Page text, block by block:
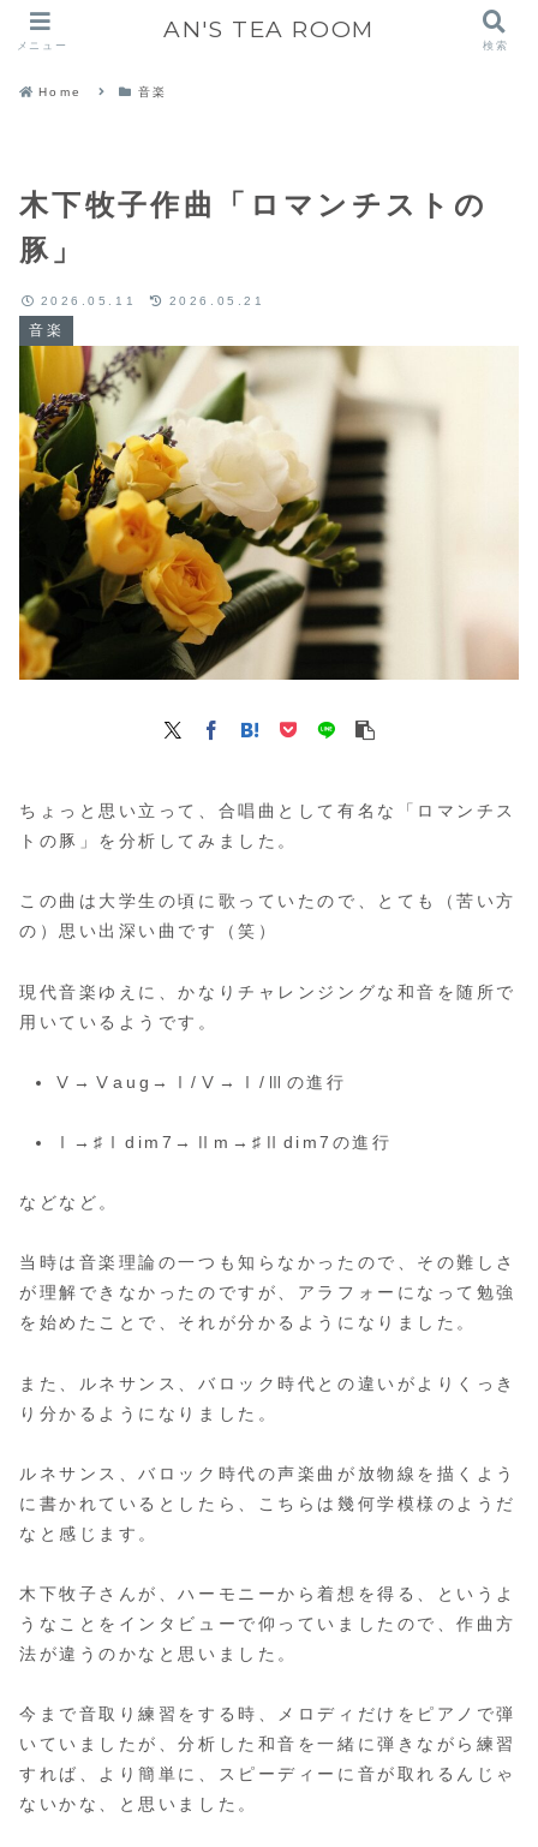
Home 音楽
木下牧子作曲「ロマンチストの
豚」
音楽
2026.05.11 2026.05.21
ちょっと思い立って、合唱曲として有名な「ロマンチス
トの豚」を分析してみました。
この曲は大学生の頃に歌っていたので、とても（苦い方
の）思い出深い曲です（笑）
現代音楽ゆえに、かなりチャレンジングな和音を随所で
用いているようです。
Ⅴ→Ⅴaug→Ⅰ/Ⅴ→Ⅰ/Ⅲの進行
Ⅰ→♯Ⅰdim7→Ⅱm→♯Ⅱdim7の進行
などなど。
当時は音楽理論の一つも知らなかったので、その難しさ
が理解できなかったのですが、アラフォーになって勉強
を始めたことで、それが分かるようになりました。
また、ルネサンス、バロック時代との違いがよりくっき
り分かるようになりました。
ルネサンス、バロック時代の声楽曲が放物線を描くよう
に書かれているとしたら、こちらは幾何学模様のようだ
なと感じます。
木下牧子さんが、ハーモニーから着想を得る、というよ
うなことをインタビューで仰っていましたので、作曲方
法が違うのかなと思いました。
今まで音取り練習をする時、メロディだけをピアノで弾
いていましたが、分析した和音を一緒に弾きながら練習
すれば、より簡単に、スピーディーに音が取れるんじゃ
ないかな、と思いました。
メニュー
AN'S TEA ROOM
検索